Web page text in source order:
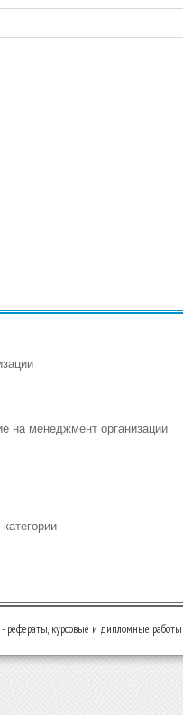
на менеджмент организации
курсовые и дипломные работы